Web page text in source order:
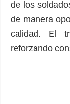
de los
de manera
calidad. El
reforzando